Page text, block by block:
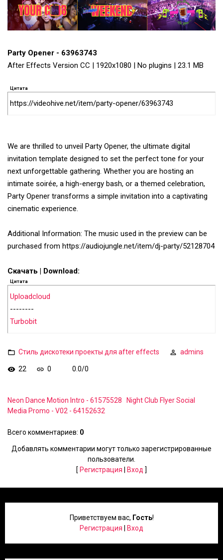
Party Opener - 63963743
After Effects Version CC | 1920x1080 | No plugins | 23.1 MB
Цитата
https://videohive.net/item/party-opener/63963743
We are thrilled to unveil Party Opener, the ultimate digital
invitation template designed to set the perfect tone for your
next unforgettable gathering. Whether you are hosting an
intimate soirée, a high-energy bash, or a themed celebration,
Party Opener transforms a simple invitation into a captivating
cinematic experience.
Additional Information: The music used in the preview can be
purchased from https://audiojungle.net/item/dj-party/52128704
Скачать | Download:
Цитата
Uploadcloud
--------
Turbobit
Стиль дискотеки проекты для after effects admins
22 0 0.0/0
Neon Dance Motion Intro - 61575528
Night Club Flyer Social
Media Promo - V02 - 64152632
Всего комментариев: 0
Добавлять комментарии могут только зарегистрированные
пользователи.
[ Регистрация Вход ]
Приветствуем вас, Гость!
Регистрация
Вход